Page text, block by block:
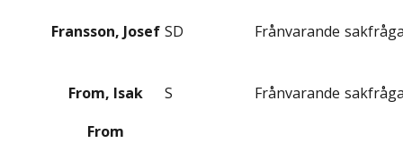
Fransson, Josef SD Frånvarande
From, Isak S Frånvarande
From